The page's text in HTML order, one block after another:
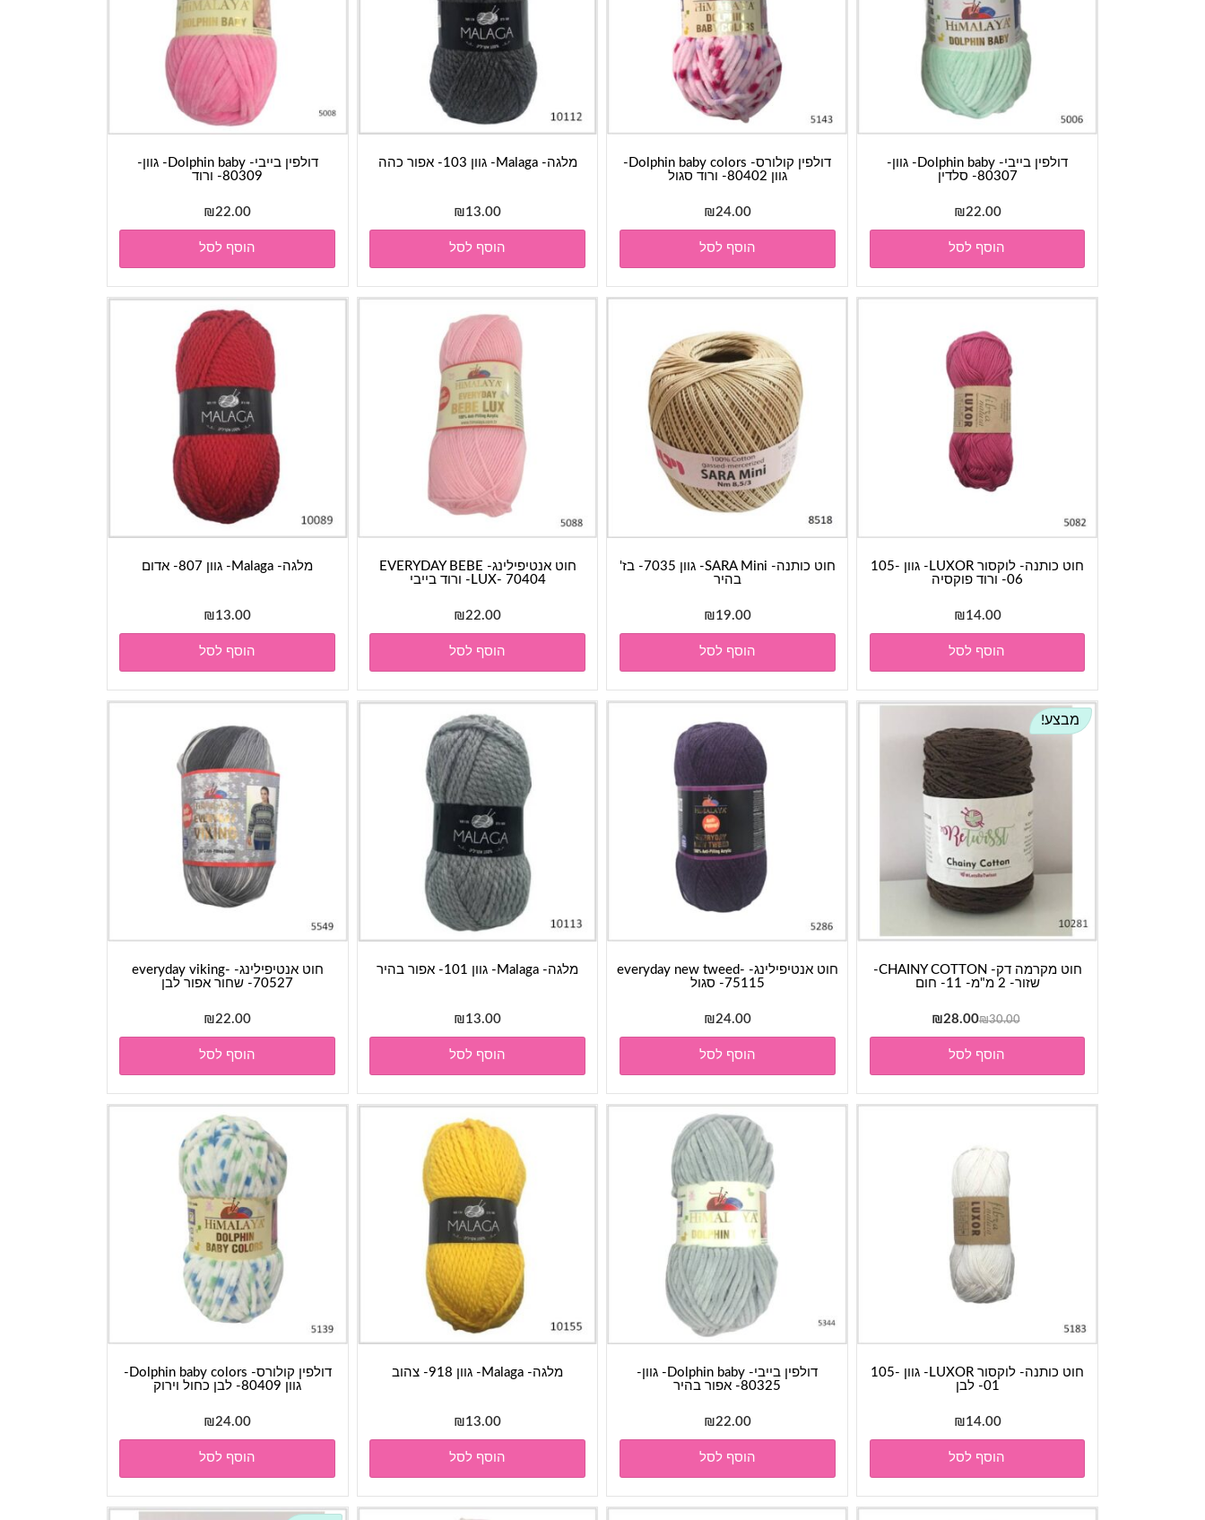
דולפין בייבי- Dolphin baby- גוון-
80309- ורוד
₪22.00
הוסף לסל
מלגה- Malaga- גוון 103- אפור כהה
₪13.00
הוסף לסל
דולפין קולורס- Dolphin baby colors-
גוון 80402- ורוד סגול
₪24.00
הוסף לסל
דולפין בייבי- Dolphin baby- גוון-
80307- סלדין
₪22.00
הוסף לסל
מלגה- Malaga- גוון 807- אדום
₪13.00
הוסף לסל
חוט אנטיפילינג- EVERYDAY BEBE
LUX- 70404- ורוד בייבי
₪22.00
הוסף לסל
חוט כותנה- SARA Mini- גוון 7035- בז'
בהיר
₪19.00
הוסף לסל
חוט כותנה- לוקסור LUXOR- גוון 105-
06- ורוד פוקסיה
₪14.00
הוסף לסל
חוט אנטיפילינג- everyday viking-
70527- שחור אפור לבן
₪22.00
הוסף לסל
מלגה- Malaga- גוון 101- אפור בהיר
₪13.00
הוסף לסל
חוט אנטיפילינג- everyday new tweed-
75115- סגול
₪24.00
הוסף לסל
מבצע!
חוט מקרמה דק- CHAINY COTTON-
שזור- 2 מ"מ- 11- חום
₪30.00
המחיר
המקורי
היה:
₪30.00.
₪28.00
הנוכחי
₪28.00.
הוסף לסל
דולפין קולורס- Dolphin baby colors-
גוון 80409- לבן כחול וירוק
₪24.00
הוסף לסל
מלגה- Malaga- גוון 918- צהוב
₪13.00
הוסף לסל
דולפין בייבי- Dolphin baby- גוון-
80325- אפור בהיר
₪22.00
הוסף לסל
חוט כותנה- לוקסור LUXOR- גוון 105-
01- לבן
₪14.00
הוסף לסל